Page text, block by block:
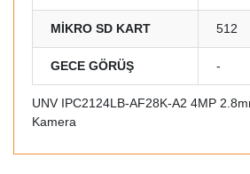
MİKRO SD KART 512
GECE GÖRÜŞ -
UNV IPC2124LB-AF28K-A2 4MP
Kamera